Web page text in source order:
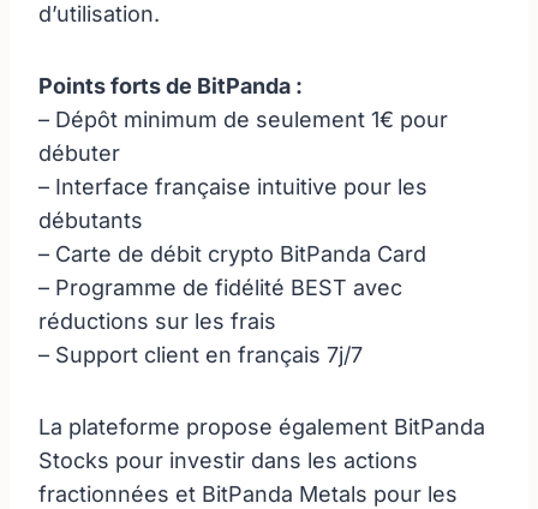
d’utilisation.
Points forts de BitPanda :
– Dépôt minimum de seulement 1€ pour
débuter
– Interface française intuitive pour les
débutants
– Carte de débit crypto BitPanda Card
– Programme de fidélité BEST avec
réductions sur les frais
– Support client en français 7j/7
La plateforme propose également BitPanda
Stocks pour investir dans les actions
fractionnées et BitPanda Metals pour les